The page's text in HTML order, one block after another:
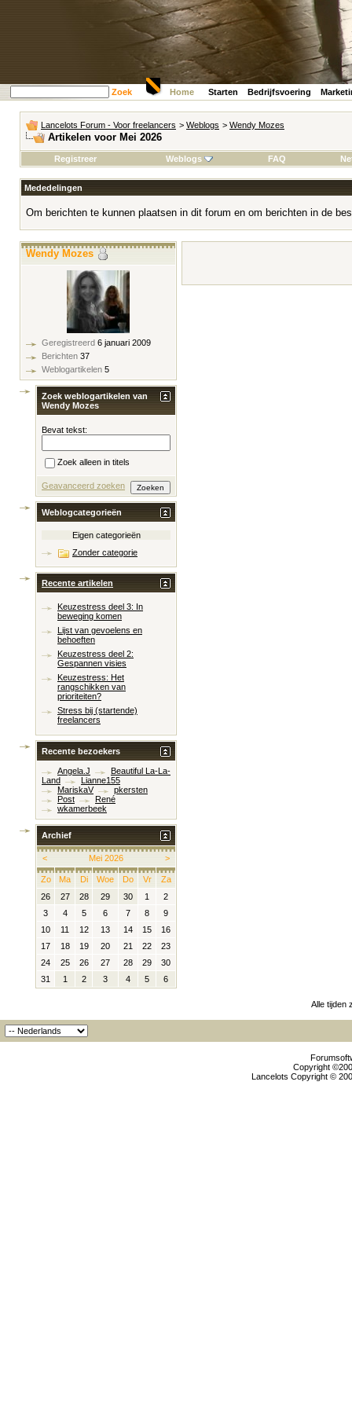
Zoek Home Starten Bedrijfsvoering
Lancelots Forum - Voor freelancers > Weblogs > Wendy Mozes
Artikelen voor Mei 2026
Registreer Weblogs FAQ
Mededelingen
Om berichten te kunnen plaatsen in dit forum en om berichten in de
Wendy Mozes
Geregistreerd 6 januari 2009
Berichten 37
Weblogartikelen 5
Zoek weblogartikelen van
Wendy Mozes
Bevat tekst:
Zoek alleen in titels
Geavanceerd zoeken
Weblogcategorieën
Eigen categorieën
Zonder categorie
Recente artikelen
Keuzestress deel 3: In
beweging komen
Lijst van gevoelens en
behoeften
Keuzestress deel 2:
Gespannen visies
Keuzestress: Het
rangschikken van
prioriteiten?
Stress bij (startende)
freelancers
Recente bezoekers
Angela.J
Beautiful La-La-
Land
Lianne155
MariskaV
pkersten
Post
René
wkamerbeek
Archief
< >
Mei 2026
Zo Ma Di Woe Do Vr
Za
26
27 28 29 30 1
2
3
4 5 6 7 8
9
10
11 12 13 14 15
16
17
18 19 20 21 22
23
24
25 26 27 28 29
30
31
1 2 3 4 5 6
Alle tijden
Copyright
Lancelots Copyright ©